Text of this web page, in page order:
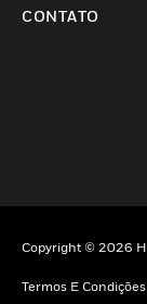
CONTATO
Copyright © 2026
Termos E Condições